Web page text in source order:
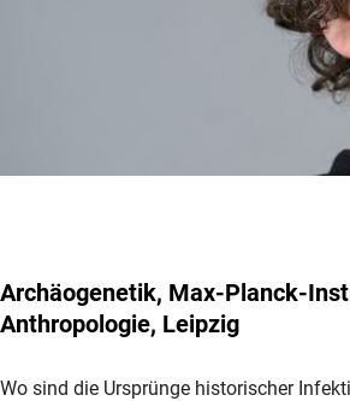
Archäogenetik, Max-Planck-
Anthropologie, Leipzig
Wo sind die Ursprünge historischer